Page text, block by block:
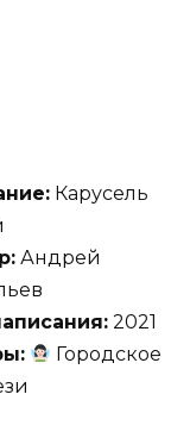
Карусель
Андрей
2021
Городское